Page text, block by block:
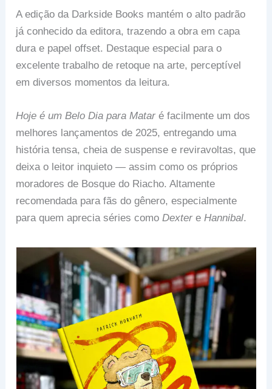
A edição da Darkside Books mantém o alto padrão
já conhecido da editora, trazendo a obra em capa
dura e papel offset. Destaque especial para o
excelente trabalho de retoque na arte, perceptível
em diversos momentos da leitura.
Hoje é um Belo Dia para Matar é facilmente um dos
melhores lançamentos de 2025, entregando uma
história tensa, cheia de suspense e reviravoltas, que
deixa o leitor inquieto — assim como os próprios
moradores de Bosque do Riacho. Altamente
recomendada para fãs do gênero, especialmente
para quem aprecia séries comoDexter eHannibal.